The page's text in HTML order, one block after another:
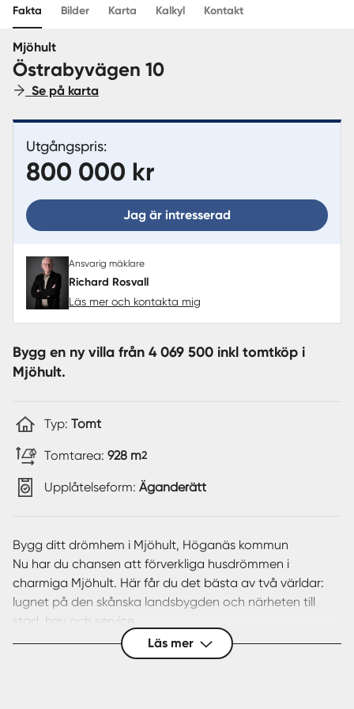
Sverige
Fakta Bilder Karta Kalkyl Kontakt
Mjöhult
Östrabyvägen 10
Se på karta
Utgångspris:
800 000 kr
Jag är intresserad
Ansvarig mäklare
Richard Rosvall
Läs mer och kontakta mig
Bygg en ny villa från 4 069 500 inkl tomtköp i
Mjöhult.
Typ: Tomt
Tomtarea: 928 m2
Upplåtelseform: Äganderätt
Bygg ditt drömhem i Mjöhult, Höganäs kommun
Nu har du chansen att förverkliga husdrömmen i
charmiga Mjöhult. Här får du det bästa av två världar:
lugnet på den skånska landsbygden och närheten till
stad, hav och service .
Livskvalitet i hjärtat av Kullahalvön
Läs mer